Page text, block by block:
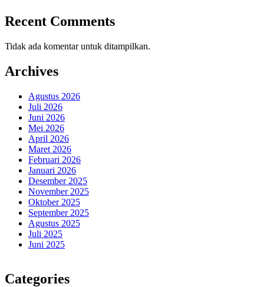
Recent Comments
Tidak ada komentar untuk ditampilkan.
Archives
Agustus 2026
Juli 2026
Juni 2026
Mei 2026
April 2026
Maret 2026
Februari 2026
Januari 2026
Desember 2025
November 2025
Oktober 2025
September 2025
Agustus 2025
Juli 2025
Juni 2025
Categories